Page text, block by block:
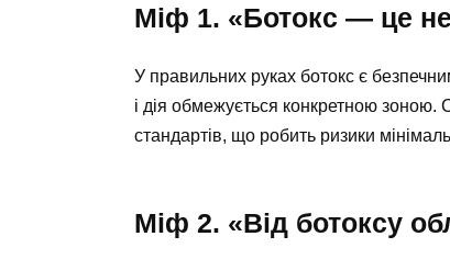
Міф 1. «Ботокс — це
У правильних руках ботокс є
і дія обмежується конкретною зоною.
стандартів, що робить ризики
Міф 2. «Від ботоксу